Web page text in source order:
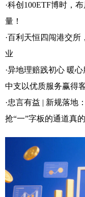
搜狐号
·科创100ETF博时，
量！
·百利天恒四闯港交所
业
·异地理赔践初心 暖
中支以优质服务赢得
·忠言有益 | 新规落地
抢“一”字板的通道真